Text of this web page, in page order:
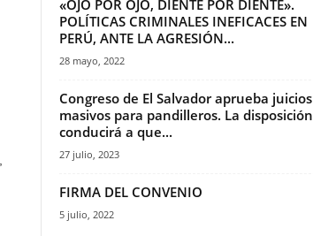
«OJO POR OJO, DIENTE POR DIENTE».
POLÍTICAS CRIMINALES INEFICACES EN
PERÚ, ANTE LA AGRESIÓN...
28 mayo, 2022
Congreso de El Salvador aprueba juicios
masivos para pandilleros. La disposición
conducirá a que...
27 julio, 2023
FIRMA DEL CONVENIO
5 julio, 2022